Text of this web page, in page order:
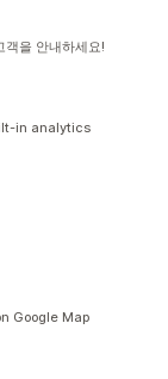
을 안내하세요!
in analytics
Google Map